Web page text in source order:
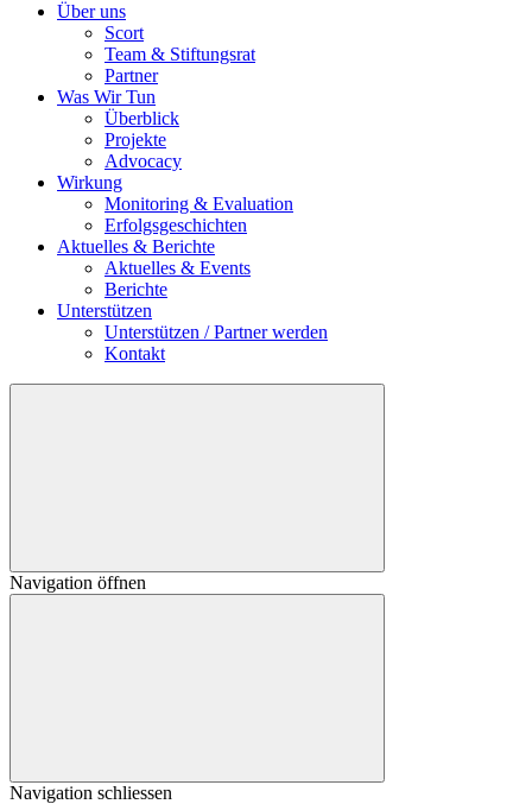
Über uns
Scort
Team & Stiftungsrat
Partner
Was Wir Tun
Überblick
Projekte
Advocacy
Wirkung
Monitoring & Evaluation
Erfolgsgeschichten
Aktuelles & Berichte
Aktuelles & Events
Berichte
Unterstützen
Unterstützen / Partner werden
Kontakt
Navigation öffnen
Navigation schliessen